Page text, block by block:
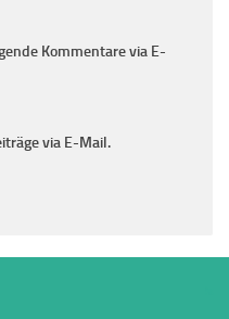
Kommentare via E-
via E-Mail.